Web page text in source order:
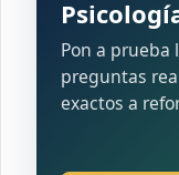
Pon a prueba
preguntas
exactos a